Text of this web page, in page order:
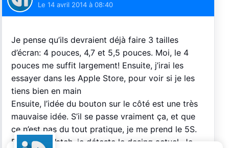
Le 14 avril 2014 à 08:40
Je pense qu’ils devraient déjà faire 3 tailles
d’écran: 4 pouces, 4,7 et 5,5 pouces. Moi, le 4
pouces me suffit largement! Ensuite, j’irai les
essayer dans les Apple Store, pour voir si je les
tiens bien en main
Ensuite, l’idée du bouton sur le côté est une très
mauvaise idée. S’il se passe vraiment ça, et que
ce n’est pas du tout pratique, je me prend le 5S.
Et pour l’iWatch, je déteste le desing actuel. Je